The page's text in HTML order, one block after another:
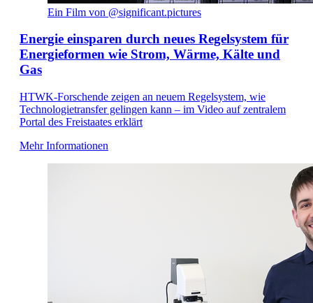
Ein Film von @significant.pictures
Energie einsparen durch neues Regelsystem für
Energieformen wie Strom, Wärme, Kälte und
Gas
HTWK-Forschende zeigen an neuem Regelsystem, wie
Technologietransfer gelingen kann – im Video auf zentralem
Portal des Freistaates erklärt
Mehr Informationen